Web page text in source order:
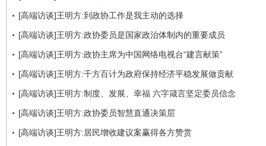
[高端访谈]王明方:到政协工作是我主动的选择
[高端访谈]王明方:政协委员是国家政治体制内的重要成员
[高端访谈]王明方:政协主席为中国网络电视台“建言献策”
[高端访谈]王明方:千方百计为政府保持经济平稳发展做贡献
[高端访谈]王明方:制度、发展、幸福 六字箴言坚定委员信念
[高端访谈]王明方:政协委员智慧直通决策层
[高端访谈]王明方:居民增收建议案赢得各方赞赏